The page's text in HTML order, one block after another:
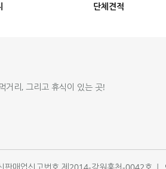
단체견적
거리, 그리고 휴식이 있는 곳!